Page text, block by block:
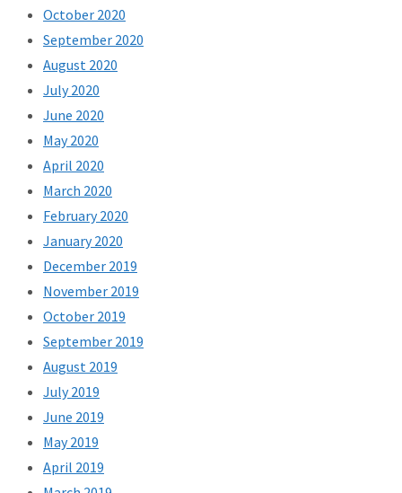
October 2020
September 2020
August 2020
July 2020
June 2020
May 2020
April 2020
March 2020
February 2020
January 2020
December 2019
November 2019
October 2019
September 2019
August 2019
July 2019
June 2019
May 2019
April 2019